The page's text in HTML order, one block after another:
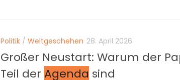
Politik / Weltgeschehen 28. April 2026
Großer Neustart: Warum der
Teil der Agenda sind